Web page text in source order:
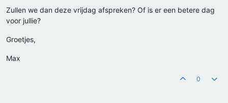
Zullen we dan deze vrijdag afspreken? Of is er een betere dag
voor jullie?
Groetjes,
Max
0